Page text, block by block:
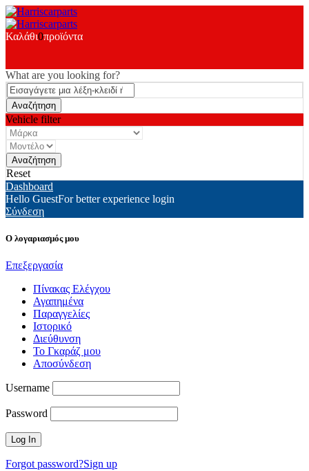
Καλάθι0προϊόντα
What are you looking for?
Vehicle filter
Reset
Dashboard
Hello GuestFor better experience login
Σύνδεση
Ο λογαριασμός μου
Επεξεργασία
Πίνακας Ελέγχου
Αγαπημένα
Παραγγελίες
Ιστορικό
Διεύθυνση
Το Γκαράζ μου
Αποσύνδεση
Username
Password
Forgot password?Sign up